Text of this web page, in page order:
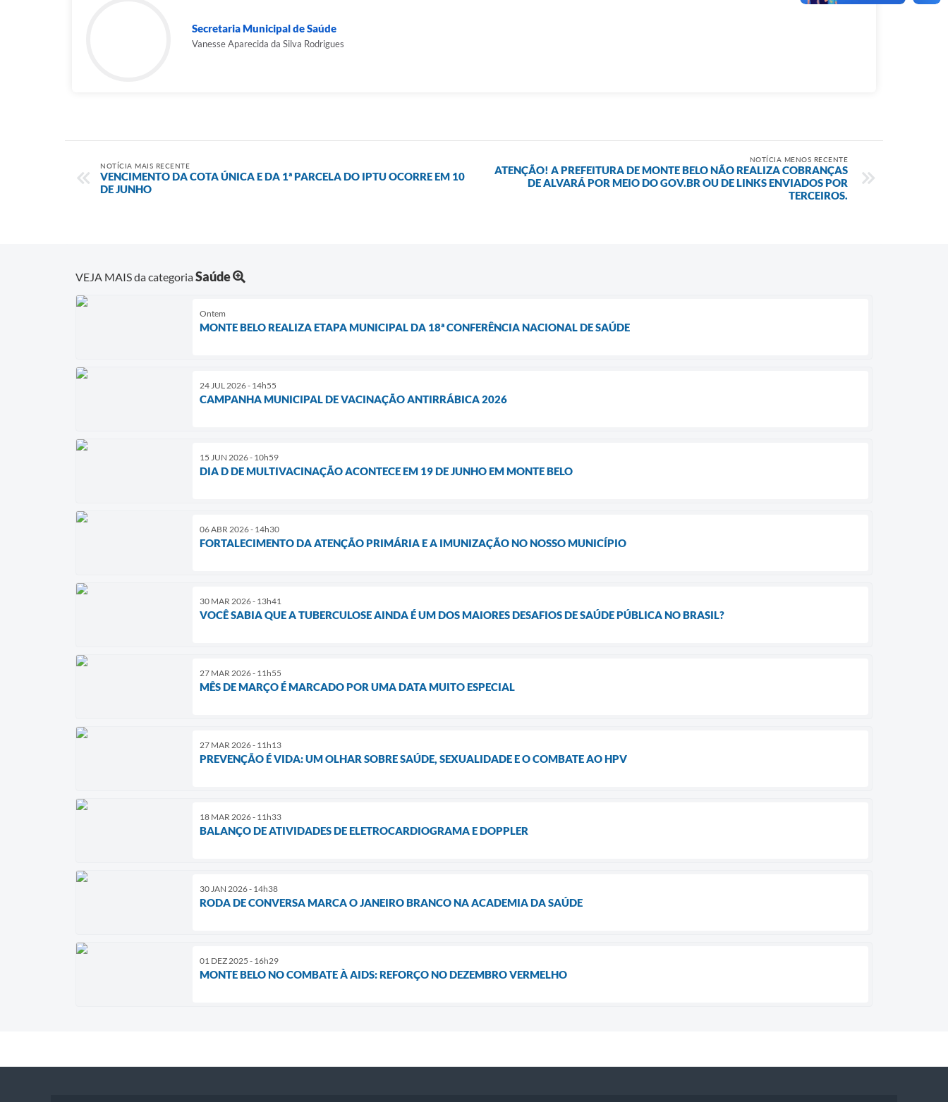
Secretaria Municipal de Saúde
Vanesse Aparecida da Silva Rodrigues
NOTÍCIA MAIS RECENTE
VENCIMENTO DA COTA ÚNICA E DA 1ª PARCELA DO IPTU OCORRE EM 10
DE JUNHO
NOTÍCIA MENOS RECENTE
ATENÇÃO! A PREFEITURA DE MONTE BELO NÃO REALIZA COBRANÇAS
DE ALVARÁ POR MEIO DO GOV.BR OU DE LINKS ENVIADOS POR
TERCEIROS.
VEJA MAIS da categoriaSaúde
Ontem
MONTE BELO REALIZA ETAPA MUNICIPAL DA 18ª CONFERÊNCIA NACIONAL DE SAÚDE
24 JUL 2026 - 14h55
CAMPANHA MUNICIPAL DE VACINAÇÃO ANTIRRÁBICA 2026
15 JUN 2026 - 10h59
DIA D DE MULTIVACINAÇÃO ACONTECE EM 19 DE JUNHO EM MONTE BELO
06 ABR 2026 - 14h30
FORTALECIMENTO DA ATENÇÃO PRIMÁRIA E A IMUNIZAÇÃO NO NOSSO MUNICÍPIO
30 MAR 2026 - 13h41
VOCÊ SABIA QUE A TUBERCULOSE AINDA É UM DOS MAIORES DESAFIOS DE SAÚDE PÚBLICA NO BRASIL?
27 MAR 2026 - 11h55
MÊS DE MARÇO É MARCADO POR UMA DATA MUITO ESPECIAL
27 MAR 2026 - 11h13
PREVENÇÃO É VIDA: UM OLHAR SOBRE SAÚDE, SEXUALIDADE E O COMBATE AO HPV
18 MAR 2026 - 11h33
BALANÇO DE ATIVIDADES DE ELETROCARDIOGRAMA E DOPPLER
30 JAN 2026 - 14h38
RODA DE CONVERSA MARCA O JANEIRO BRANCO NA ACADEMIA DA SAÚDE
01 DEZ 2025 - 16h29
MONTE BELO NO COMBATE À AIDS: REFORÇO NO DEZEMBRO VERMELHO